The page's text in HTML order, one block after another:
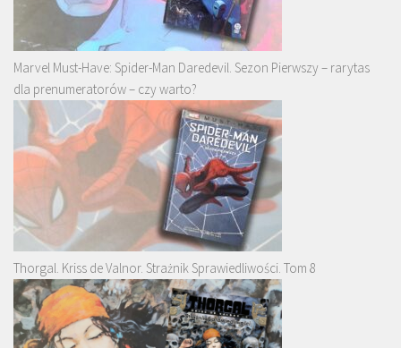
Marvel Must-Have: Spider-Man Daredevil. Sezon Pierwszy – rarytas
dla prenumeratorów – czy warto?
Thorgal. Kriss de Valnor. Strażnik Sprawiedliwości. Tom 8